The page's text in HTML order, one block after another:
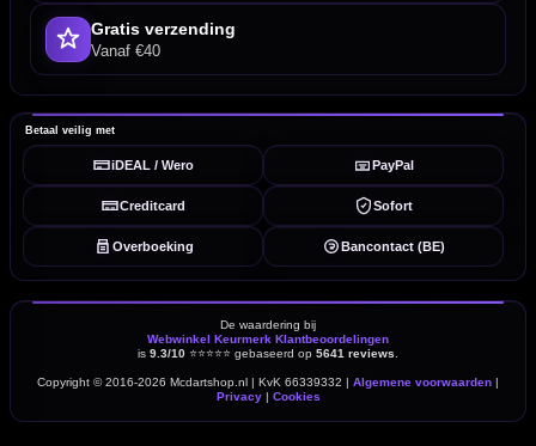
Gratis verzending
Vanaf €40
Betaal veilig met
iDEAL / Wero PayPal
Creditcard Sofort
Overboeking Bancontact (BE)
De waardering bij
Webwinkel Keurmerk Klantbeoordelingen
is 9.3/10 ⭐⭐⭐⭐⭐ gebaseerd op 5641 reviews
Copyright © 2016-2026 Mcdartshop.nl | KvK 66339332 | Algemene voorwaarden |
Privacy| Cookies